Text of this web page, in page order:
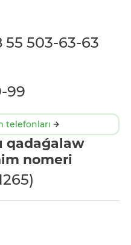
55 503-63-63
99
telefonları
qadaǵalaw
nomeri